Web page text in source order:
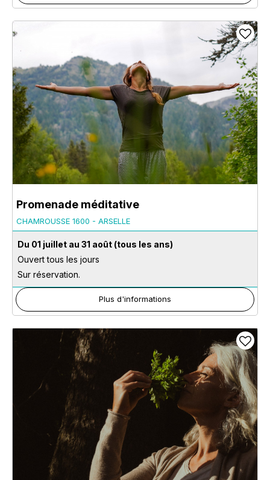
Promenade méditative
CHAMROUSSE 1600 - ARSELLE
Du 01 juillet au 31 août (tous les ans)
Ouvert tous les jours
Sur réservation.
Plus d'informations